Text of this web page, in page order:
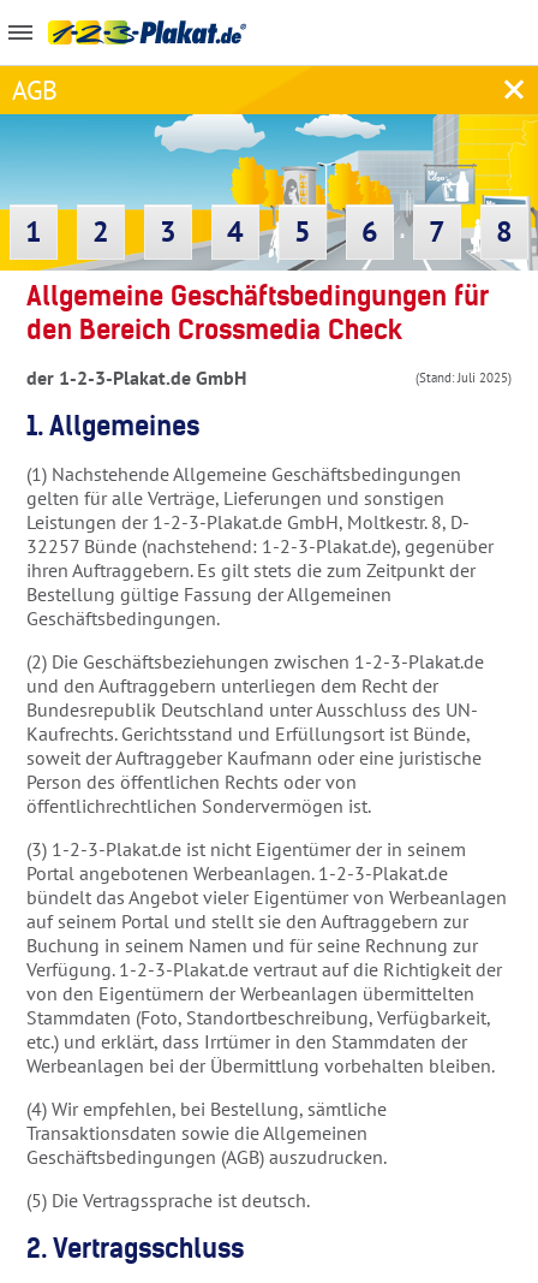
AGB
1 2 3 4 5 6 7 8
Allgemeine Geschäftsbedingungen für
den Bereich Crossmedia Check
der 1-2-3-Plakat.de GmbH (Stand: Juli 2025)
1. Allgemeines
(1) Nachstehende Allgemeine Geschäftsbedingungen
gelten für alle Verträge, Lieferungen und sonstigen
Leistungen der 1-2-3-Plakat.de GmbH, Moltkestr. 8, D-
32257 Bünde (nachstehend: 1-2-3-Plakat.de), gegenüber
ihren Auftraggebern. Es gilt stets die zum Zeitpunkt der
Bestellung gültige Fassung der Allgemeinen
Geschäftsbedingungen.
(2) Die Geschäftsbeziehungen zwischen 1-2-3-Plakat.de
und den Auftraggebern unterliegen dem Recht der
Bundesrepublik Deutschland unter Ausschluss des UN-
Kaufrechts. Gerichtsstand und Erfüllungsort ist Bünde,
soweit der Auftraggeber Kaufmann oder eine juristische
Person des öffentlichen Rechts oder von
öffentlichrechtlichen Sondervermögen ist.
(3) 1-2-3-Plakat.de ist nicht Eigentümer der in seinem
Portal angebotenen Werbeanlagen. 1-2-3-Plakat.de
bündelt das Angebot vieler Eigentümer von Werbeanlagen
auf seinem Portal und stellt sie den Auftraggebern zur
Buchung in seinem Namen und für seine Rechnung zur
Verfügung. 1-2-3-Plakat.de vertraut auf die Richtigkeit der
von den Eigentümern der Werbeanlagen übermittelten
Stammdaten (Foto, Standortbeschreibung, Verfügbarkeit,
etc.) und erklärt, dass Irrtümer in den Stammdaten der
Werbeanlagen bei der Übermittlung vorbehalten bleiben.
(4) Wir empfehlen, bei Bestellung, sämtliche
Transaktionsdaten sowie die Allgemeinen
Geschäftsbedingungen (AGB) auszudrucken.
(5) Die Vertragssprache ist deutsch.
2. Vertragsschluss